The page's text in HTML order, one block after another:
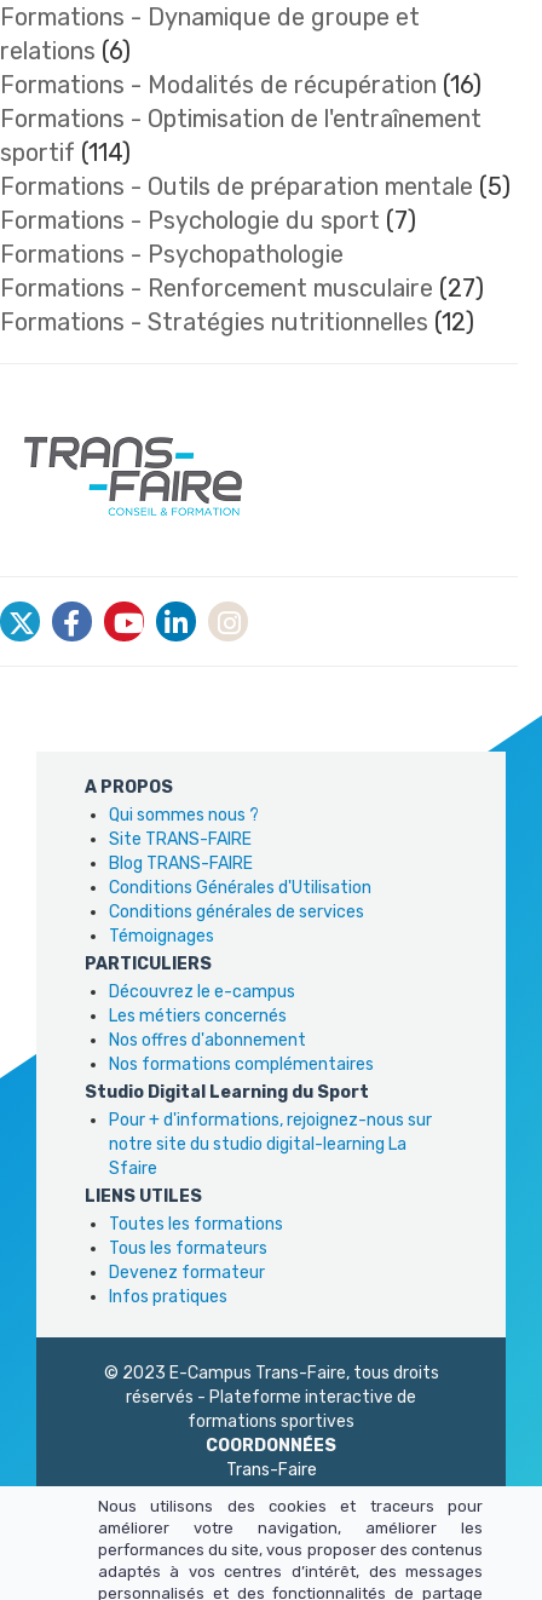
Formations - Dynamique de groupe et
relations (6)
Formations - Modalités de récupération (16)
Formations - Optimisation de l'entraînement
sportif (114)
Formations - Outils de préparation mentale (5)
Formations - Psychologie du sport (7)
Formations - Psychopathologie
Formations - Renforcement musculaire (27)
Formations - Stratégies nutritionnelles (12)
A PROPOS
Qui sommes nous ?
Site TRANS-FAIRE
Blog TRANS-FAIRE
Conditions Générales d'Utilisation
Conditions générales de services
Témoignages
PARTICULIERS
Découvrez le e-campus
Les métiers concernés
Nos offres d'abonnement
Nos formations complémentaires
Studio Digital Learning du Sport
Pour + d'informations, rejoignez-nous sur
notre site du studio digital-learning La
Sfaire
LIENS UTILES
Toutes les formations
Tous les formateurs
Devenez formateur
Infos pratiques
© 2023 E-Campus Trans-Faire, tous droits
réservés - Plateforme interactive de
formations sportives
COORDONNÉES
Trans-Faire
75 020 Paris
01 45 23 83 87
Du lundi au vendredi
de 9h à 13h - 14h à 17h
Nous utilisons des cookies et traceurs pour
améliorer votre navigation, améliorer les
performances du site, vous proposer des contenus
adaptés à vos centres d’intérêt, des messages
personnalisés et des fonctionnalités de partage